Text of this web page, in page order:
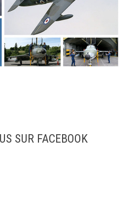
SUR FACEBOOK